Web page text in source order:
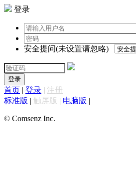
登录
安全提问(未设置请忽略)
登录
首页 | 登录 | 注册
标准版 | 触屏版 | 电脑版 |
© Comsenz Inc.